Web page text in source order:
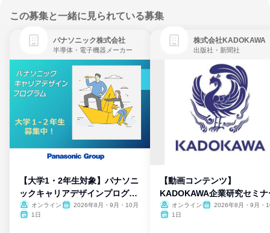
この募集と一緒に見られている募集
パナソニック株式会社
半導体・電子機器メーカー
【大学1・2年生対象】パナソニ
ックキャリアデザインプログラ
ム
オンライン
2026年8月・9月・10月
1日
株式会社KADOKAWA
出版社・新聞社
【動画コンテンツ】
KADOKAWA企業研究セミナ
オンライン
2026年8月・9月・
1日